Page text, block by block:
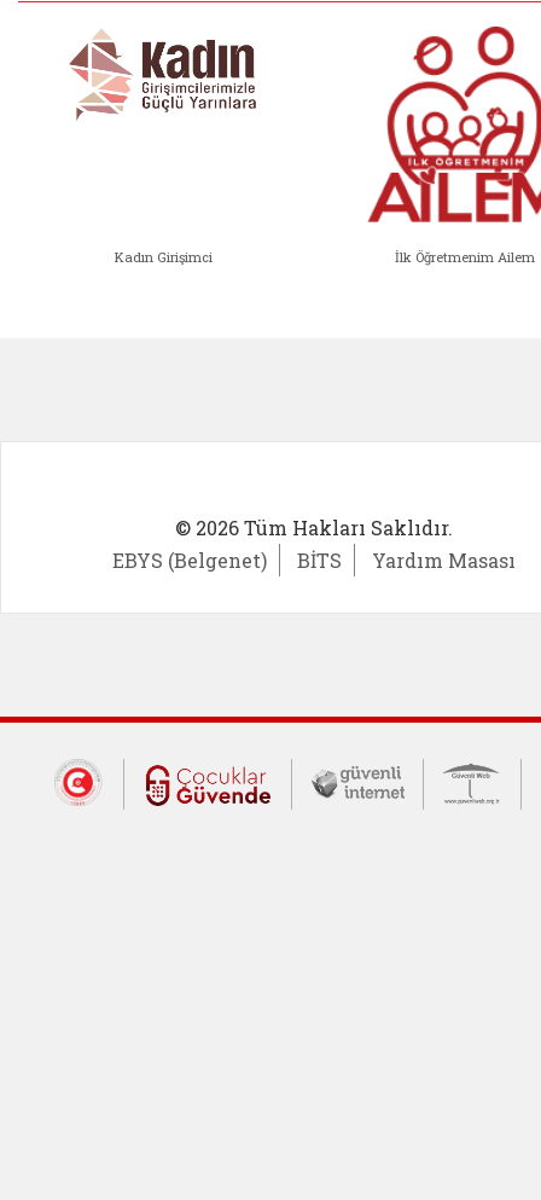
Kadın Girişimci İlk Öğretmenim Ailem
© 2026 Tüm Hakları Saklıdır.
EBYS (Belgenet)
BİTS Yardım Masası
Dış Bağlantılar
Cumhurbaşkanlığı İletişim Merkezi
Çocuklar Güvende (yeni
Güvenli